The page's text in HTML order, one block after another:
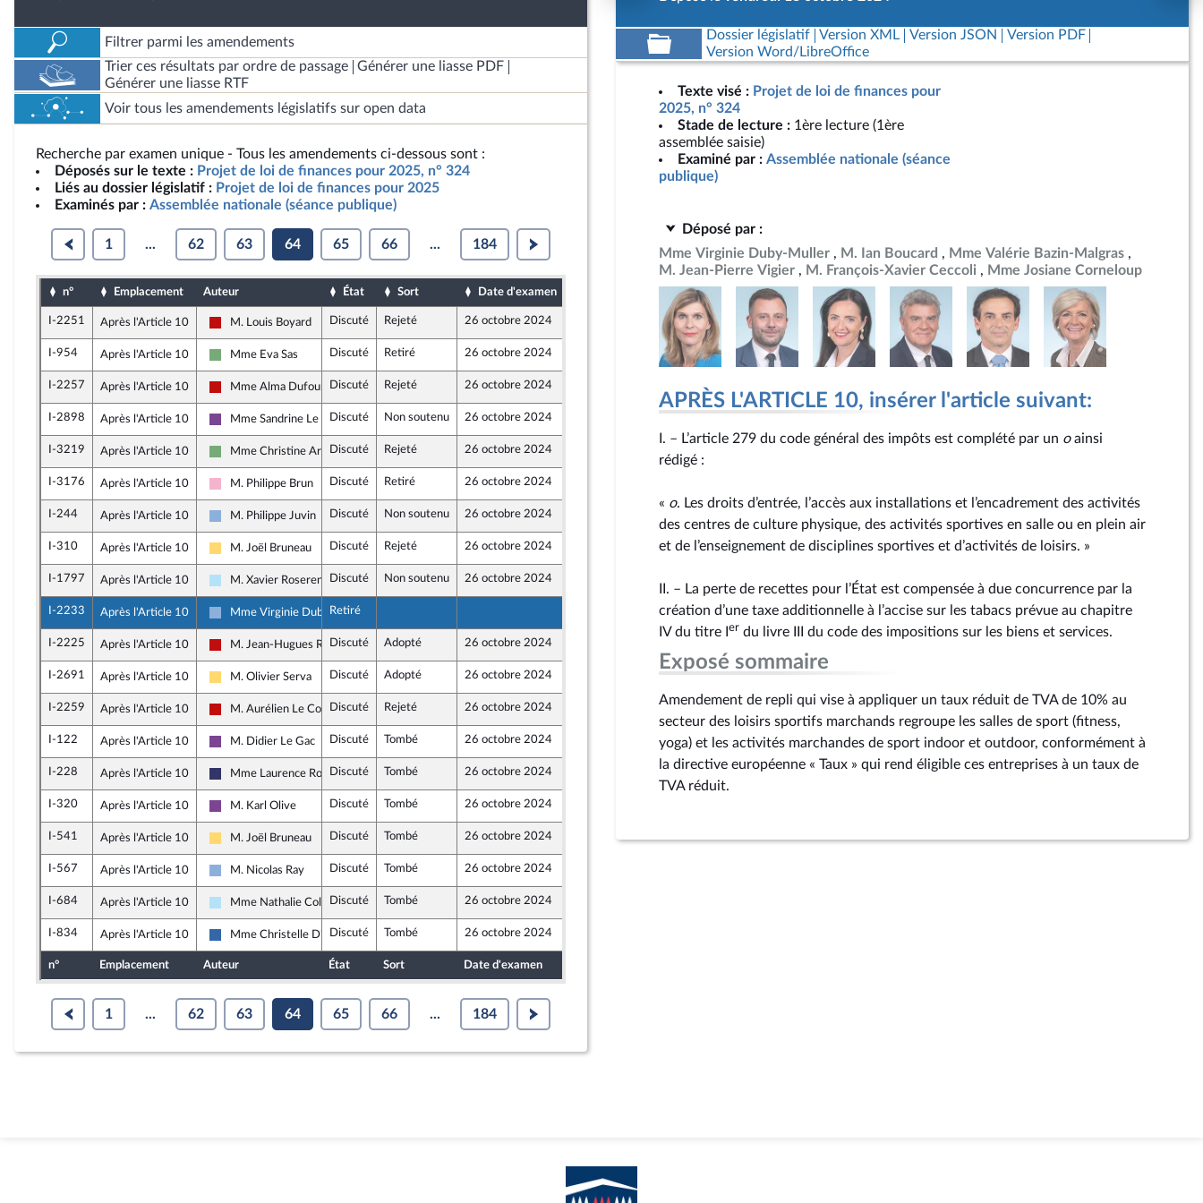
Filtrer parmi les amendements
Trier ces résultats par ordre de passage
Générer une liasse PDF
Générer une liasse RTF
Voir tous les amendements législatifs sur open data
Recherche par examen unique - Tous les amendements ci-dessous sont :
Déposés sur le texte : Projet de loi de finances pour 2025, n° 324
Liés au dossier législatif : Projet de loi de finances pour 2025
Examinés par : Assemblée nationale (séance publique)
1 ... 62 63 64 65 66 ... 184
n° Emplacement Auteur État Sort Date d'examen
I-2251 Après l'Article 10
La France insoumise - Nouveau Front Populaire
M. Louis Boyard Discuté Rejeté 26 octobre 2024
I-954 Après l'Article 10
Écologiste et Social
Mme Eva Sas Discuté Retiré 26 octobre 2024
I-2257 Après l'Article 10
La France insoumise - Nouveau Front Populaire
Mme Alma Dufour Discuté Rejeté 26 octobre 2024
I-2898 Après l'Article 10
Ensemble pour la République
Mme Sandrine Le FeurDiscuté Non soutenu 26 octobre 2024 19 octobre 2024
I-3219 Après l'Article 10
Écologiste et Social
Mme Christine ArrighiDiscuté Rejeté 26 octobre 2024
I-3176 Après l'Article 10
Socialistes et apparentés
M. Philippe Brun Discuté Retiré 26 octobre 2024
I-244 Après l'Article 10
Droite Républicaine
M. Philippe Juvin Discuté Non soutenu 26 octobre 2024
I-310 Après l'Article 10
Libertés, Indépendants, Outre-mer et Territoires
M. Joël Bruneau Discuté Rejeté 26 octobre 2024 16 octobre 2024
I-1797 Après l'Article 10
Horizons & Indépendants
M. Xavier Roseren Discuté Non soutenu 26 octobre 2024
I-2233 Après l'Article 10
Droite Républicaine
Mme Virginie Duby-Muller
Retiré 18 octobre 2024
I-2225 Après l'Article 10
La France insoumise - Nouveau Front Populaire
M. Jean-Hugues Ratenon
Discuté Adopté 26 octobre 2024
I-2691 Après l'Article 10
Libertés, Indépendants, Outre-mer et Territoires
M. Olivier Serva Discuté Adopté 26 octobre 2024 19 octobre 2024
I-2259 Après l'Article 10
La France insoumise - Nouveau Front Populaire
M. Aurélien Le Coq Discuté Rejeté 26 octobre 2024 18 octobre 2024
I-122 Après l'Article 10
Ensemble pour la République
M. Didier Le Gac Discuté Tombé 26 octobre 2024 15 octobre 2024
I-228 Après l'Article 10
Rassemblement National
Mme Laurence Robert-Dehault
Discuté Tombé 26 octobre 2024
I-320 Après l'Article 10
Ensemble pour la République
M. Karl Olive Discuté Tombé 26 octobre 2024
I-541 Après l'Article 10
Libertés, Indépendants, Outre-mer et Territoires
M. Joël Bruneau Discuté Tombé 26 octobre 2024
I-567 Après l'Article 10
Droite Républicaine
M. Nicolas Ray Discuté Tombé 26 octobre 2024
I-684 Après l'Article 10
Horizons & Indépendants
Mme Nathalie Colin-Oesterlé
Discuté Tombé 26 octobre 2024
I-834 Après l'Article 10
UDR
Mme Christelle D'Intorni
Discuté Tombé 26 octobre 2024
n° Emplacement Auteur État Sort Date d'examen
1 ... 62 63 64 65 66 ... 184
Dossier législatif Version XML Version JSON
Version PDF
Version Word/LibreOffice
Texte visé : Projet de loi de finances pour
2025, n° 324
Stade de lecture : 1ère lecture (1ère
assemblée saisie)
Examiné par : Assemblée nationale (séance
publique)
Déposé par :
Mme Virginie Duby-Muller
M. Ian Boucard
Mme Valérie Bazin-Malgras
M. Jean-Pierre Vigier
M. François-Xavier Ceccoli Mme Josiane Corneloup
APRÈS L'ARTICLE 10, insérer l'article suivant:
I. – L’article 279 du code général des impôts est complété par un oainsi
rédigé :
« o. Les droits d’entrée, l’accès aux installations et l’encadrement des activités
des centres de culture physique, des activités sportives en salle ou en plein air
et de l’enseignement de disciplines sportives et d’activités de loisirs. »
II. – La perte de recettes pour l’État est compensée à due concurrence par la
création d’une taxe additionnelle à l’accise sur les tabacs prévue au chapitre
IV du titre I er du livre III du code des impositions sur les biens et services.
Exposé sommaire
Amendement de repli qui vise à appliquer un taux réduit de TVA de 10% au
secteur des loisirs sportifs marchands regroupe les salles de sport (fitness,
yoga) et les activités marchandes de sport indoor et outdoor, conformément à
la directive européenne « Taux » qui rend éligible ces entreprises à un taux de
TVA réduit.